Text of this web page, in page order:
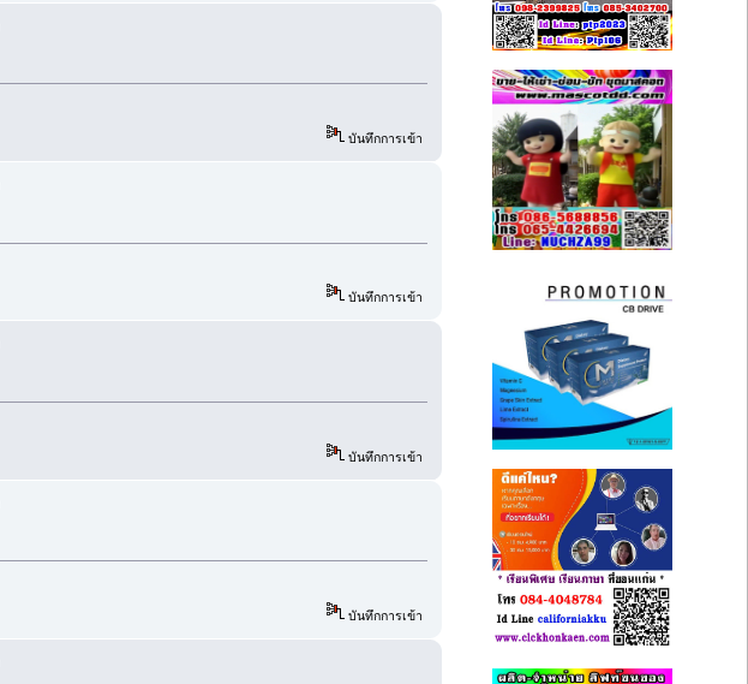
บันทึกการเข้า
บันทึกการเข้า
บันทึกการเข้า
บันทึกการเข้า